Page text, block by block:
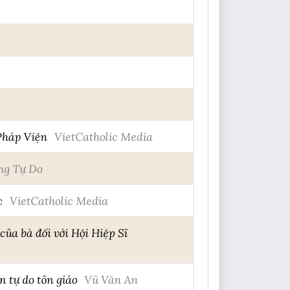
Viện VietCatholic Media
Tự Do
VietCatholic Media
bà đối với Hội Hiệp Sĩ
tự do tôn giáo Vũ Văn An